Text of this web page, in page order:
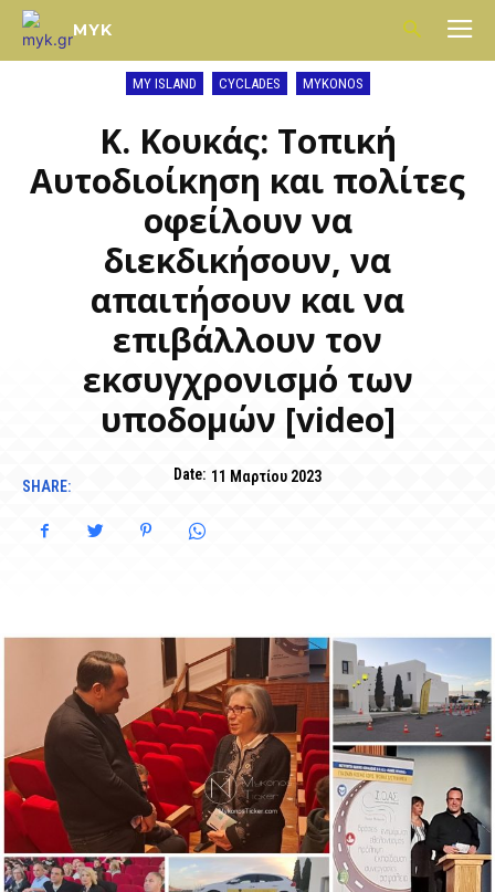
MYK
MY ISLAND CYCLADES MYKONOS
Κ. Κουκάς: Τοπική
Αυτοδιοίκηση και πολίτες
οφείλουν να
διεκδικήσουν, να
απαιτήσουν και να
επιβάλλουν τον
εκσυγχρονισμό των
υποδομών [video]
Date: 11 Μαρτίου 2023
SHARE: